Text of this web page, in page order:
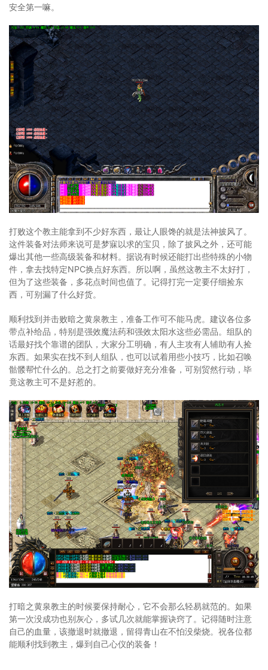
安全第一嘛。
打败这个教主能拿到不少好东西，最让人眼馋的就是法神披风了。
这件装备对法师来说可是梦寐以求的宝贝，除了披风之外，还可能
爆出其他一些高级装备和材料。据说有时候还能打出些特殊的小物
件，拿去找特定NPC换点好东西。所以啊，虽然这教主不太好打，
但为了这些装备，多花点时间也值了。记得打完一定要仔细捡东
西，可别漏了什么好货。
顺利找到并击败暗之黄泉教主，准备工作可不能马虎。建议各位多
带点补给品，特别是强效魔法药和强效太阳水这些必需品。组队的
话最好找个靠谱的团队，大家分工明确，有人主攻有人辅助有人捡
东西。如果实在找不到人组队，也可以试着用些小技巧，比如召唤
骷髅帮忙什么的。总之打之前要做好充分准备，可别贸然行动，毕
竟这教主可不是好惹的。
打暗之黄泉教主的时候要保持耐心，它不会那么轻易就范的。如果
第一次没成功也别灰心，多试几次就能掌握诀窍了。记得随时注意
自己的血量，该撤退时就撤退，留得青山在不怕没柴烧。祝各位都
能顺利找到教主，爆到自己心仪的装备！